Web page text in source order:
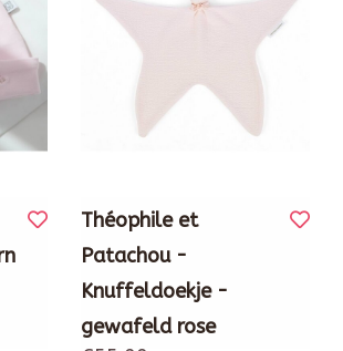
Théophile et
Patachou -
Knuffeldoekje -
gewafeld rose